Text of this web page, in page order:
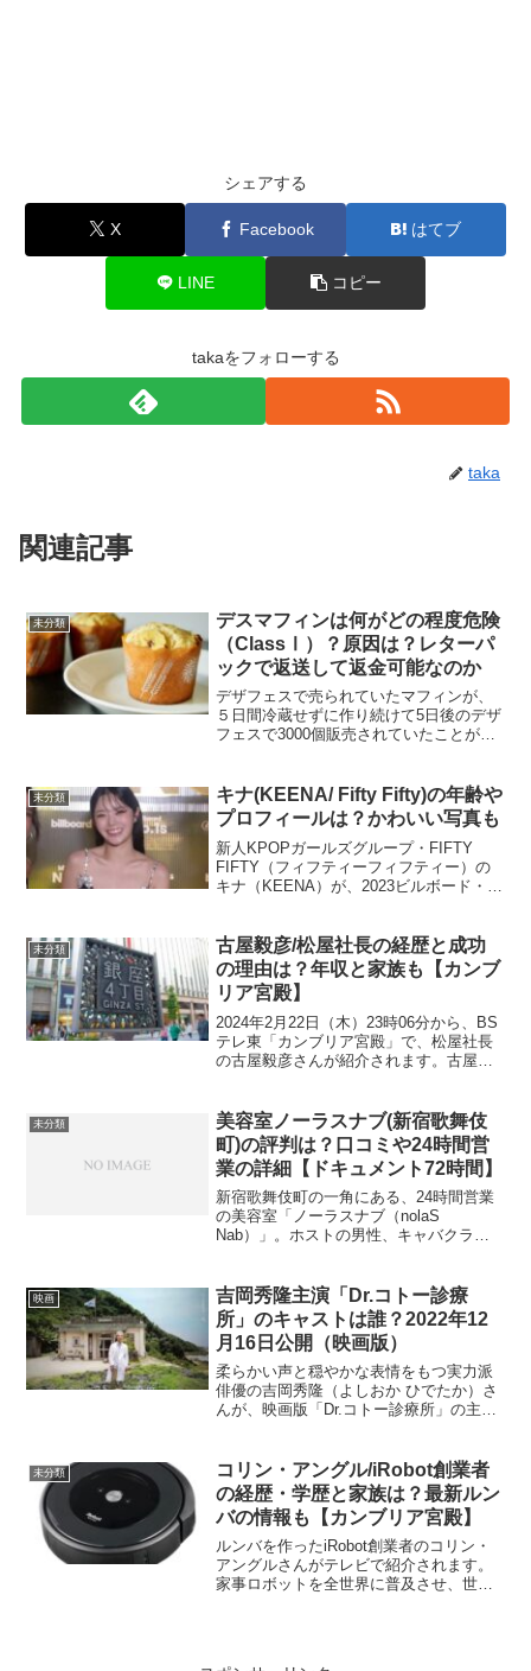
シェアする
X Facebook はてブ
LINE コピー
takaをフォローする
taka
関連記事
未分類
デスマフィンは何がどの程度危険
（ClassⅠ）？原因は？レターパ
ックで返送して返金可能なのか
デザフェスで売られていたマフィンが、
５日間冷蔵せずに作り続けて5日後のデザ
フェスで3000個販売されていたことが判
ランク付けされたと報道がありました。
「CLASS...
未分類
キナ(KEENA/ Fifty Fifty)の年齢や
プロフィールは？かわいい写真も
新人KPOPガールズグループ・FIFTY
FIFTY（フィフティーフィフティー）の
キナ（KEENA）が、2023ビルボード・ミ
FIFTY（フィフティーフィフティー）は
ど...
未分類
古屋毅彦/松屋社長の経歴と成功
の理由は？年収と家族も【カンブ
リア宮殿】
2024年2月22日（木）23時06分から、BS
テレ東「カンブリア宮殿」で、松屋社長
の古屋毅彦さんが紹介されます。古屋毅
ました。古屋毅彦さんはどんな経歴や考
え方を持ち、...
未分類
美容室ノーラスナブ(新宿歌舞伎
町)の評判は？口コミや24時間営
業の詳細【ドキュメント72時間】
新宿歌舞伎町の一角にある、24時間営業
の美容室「ノーラスナブ（nolaS
Nab）」。ホストの男性、キャバクラ＆
美容室なのでしょうか、気になります
ね。2023年10月2...
映画
吉岡秀隆主演「Dr.コトー診療
所」のキャストは誰？2022年12
月16日公開（映画版）
柔らかい声と穏やかな表情をもつ実力派
俳優の吉岡秀隆（よしおか ひでたか）さ
んが、映画版「Dr.コトー診療所」の主演
いるのでしょうか。吉岡秀隆さんの現在
も併せてご...
未分類
コリン・アングル/iRobot創業者
の経歴・学歴と家族は？最新ルン
バの情報も【カンブリア宮殿】
ルンバを作ったiRobot創業者のコリン・
アングルさんがテレビで紹介されます。
家事ロボットを全世界に普及させ、世界